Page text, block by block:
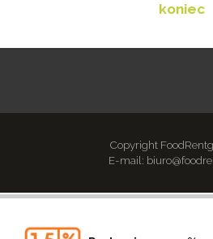
koniec
Copyright
E-mail: